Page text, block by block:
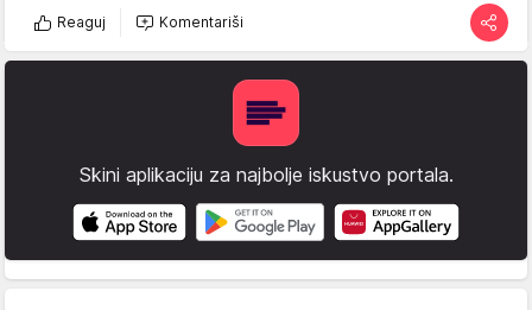
Reaguj Komentariši
Skini aplikaciju za najbolje iskustvo portala.